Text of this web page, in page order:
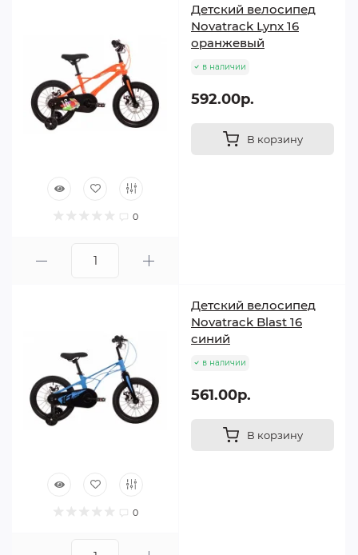
0
Детский велосипед
Novatrack Lynx 16
оранжевый
в наличии
592.00р.
В корзину
0
Детский велосипед
Novatrack Blast 16
синий
в наличии
561.00р.
В корзину